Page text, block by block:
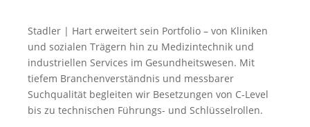
Stadler | Hart erweitert sein Portfolio – von Kliniken
und sozialen Trägern hin zu Medizintechnik und
industriellen Services im Gesundheitswesen. Mit
tiefem Branchenverständnis und messbarer
Suchqualität begleiten wir Besetzungen von C‑Level
bis zu technischen Führungs- und Schlüsselrollen.